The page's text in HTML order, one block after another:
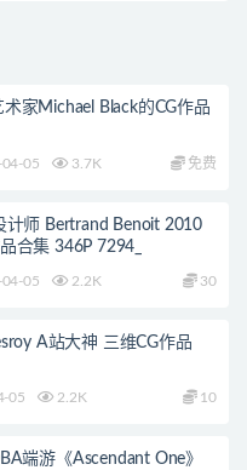
术家Michael Black的CG作品
05 3.7K 免费
计师 Bertrand Benoit 2010
至2014 年的3D作品合集 346P 7294_
05 2.2K 30
A站大神 三维CG作品
05 2.2K 10
端游《Ascendant One》